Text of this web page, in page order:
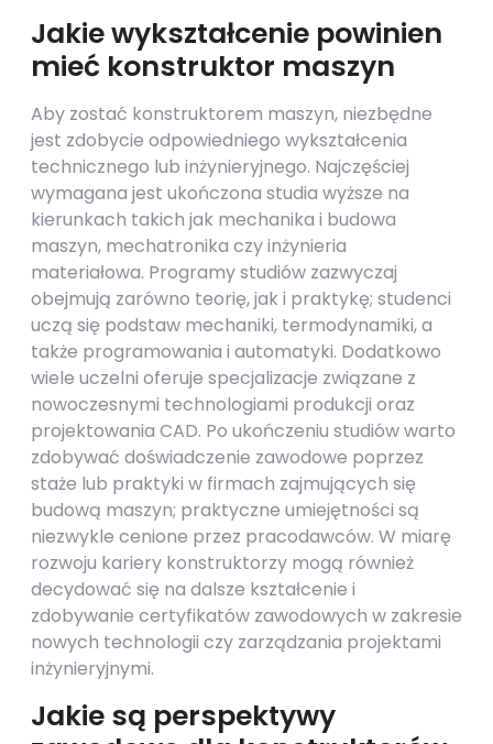
Jakie wykształcenie powinien
mieć konstruktor maszyn
Aby zostać konstruktorem maszyn, niezbędne
jest zdobycie odpowiedniego wykształcenia
technicznego lub inżynieryjnego. Najczęściej
wymagana jest ukończona studia wyższe na
kierunkach takich jak mechanika i budowa
maszyn, mechatronika czy inżynieria
materiałowa. Programy studiów zazwyczaj
obejmują zarówno teorię, jak i praktykę; studenci
uczą się podstaw mechaniki, termodynamiki, a
także programowania i automatyki. Dodatkowo
wiele uczelni oferuje specjalizacje związane z
nowoczesnymi technologiami produkcji oraz
projektowania CAD. Po ukończeniu studiów warto
zdobywać doświadczenie zawodowe poprzez
staże lub praktyki w firmach zajmujących się
budową maszyn; praktyczne umiejętności są
niezwykle cenione przez pracodawców. W miarę
rozwoju kariery konstruktorzy mogą również
decydować się na dalsze kształcenie i
zdobywanie certyfikatów zawodowych w zakresie
nowych technologii czy zarządzania projektami
inżynieryjnymi.
Jakie są perspektywy